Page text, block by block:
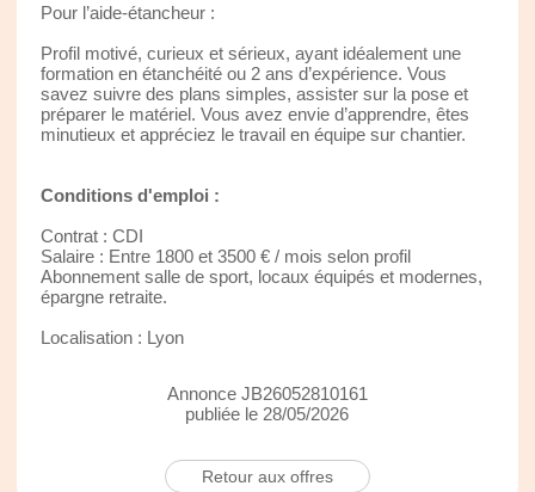
Pour l’aide-étancheur :
Profil motivé, curieux et sérieux, ayant idéalement une
formation en étanchéité ou 2 ans d’expérience. Vous
savez suivre des plans simples, assister sur la pose et
préparer le matériel. Vous avez envie d’apprendre, êtes
minutieux et appréciez le travail en équipe sur chantier.
Conditions d'emploi :
Contrat : CDI
Salaire : Entre 1800 et 3500 € / mois selon profil
Abonnement salle de sport, locaux équipés et modernes,
épargne retraite.
Localisation : Lyon
Annonce JB26052810161
publiée le 28/05/2026
Retour aux offres